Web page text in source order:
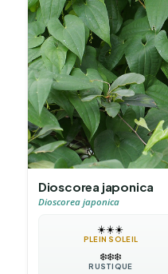
Dioscorea japonica
Dioscorea japonica
☀️☀️☀️
PLEIN SOLEIL
❄️❄️❄️
RUSTIQUE